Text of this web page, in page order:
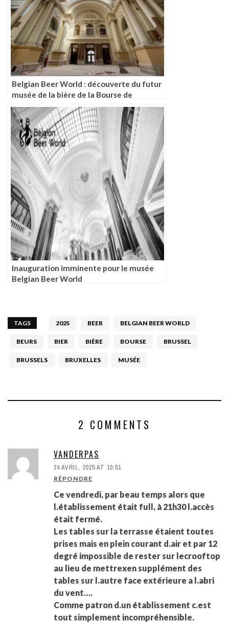
Belgian Beer World : découverte du futur
musée de la bière de la Bourse de
Bruxelles
Inauguration imminente pour le musée
Belgian Beer World
TAGS 2025 BEER BELGIAN BEER WORLD
BEURS BIER BIÈRE BOURSE BRUSSEL
BRUSSELS BRUXELLES MUSÉE
2 COMMENTS
VANDERPAS
24 AVRIL, 2025 AT 10:51
RÉPONDRE
Ce vendredi, par beau temps alors que
l.établissement était full, à 21h30 l.accès
était fermé.
Les tables sur la terrasse étaient toutes
prises mais en plein courant d.air et par 12
degré impossible de rester sur lecrooftop
au lieu de mettrexen supplément des
tables sur l.autre face extérieure a l.abri
du vent….
Comme patron d.un établissement c.est
tout simplement incompréhensible.